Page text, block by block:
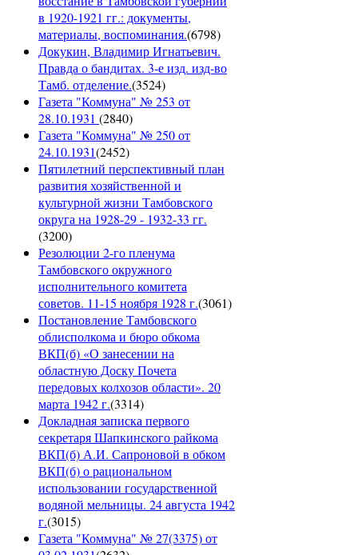
в 1920-1921 гг.: документы,
материалы, воспоминания.(6798)
Докукин, Владимир Игнатьевич.
Правда о бандитах. 3-е изд. изд-во
Тамб. отделение.(3524)
Газета "Коммуна" № 253 от
28.10.1931 (2840)
Газета "Коммуна" № 250 от
24.10.1931(2452)
Пятилетний перспективный план
развития хозяйственной и
культурной жизни Тамбовского
округа на 1928-29 - 1932-33 гг.
(3200)
Резолюции 2-го пленума
Тамбовского окружного
исполнительного комитета
советов. 11-15 ноября 1928 г.(3061)
Постановление Тамбовского
облисполкома и бюро обкома
ВКП(б) «О занесении на
областную Доску Почета
передовых колхозов области». 20
марта 1942 г.(3314)
Докладная записка первого
секретаря Шапкинского райкома
ВКП(б) А.И. Сапроновой в обком
ВКП(б) о рациональном
использовании государственной
водяной мельницы. 24 августа 1942
г.(3015)
Газета "Коммуна" № 27(3375) от